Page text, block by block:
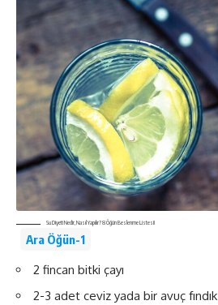
Su Diyeti Nedir, Nasıl Yapılır? 8 Öğün Beslenme Listesi!
Ara Öğün-1
2 fincan bitki çayı
2-3 adet ceviz yada bir avuç fındık